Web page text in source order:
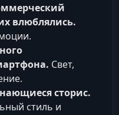
влюблялись.
Свет,
сторис.
стиль и